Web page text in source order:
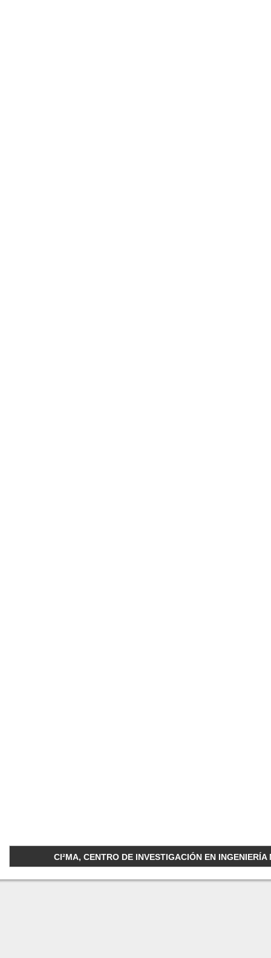
CI²MA, CENTRO DE INVESTIGACIÓN EN